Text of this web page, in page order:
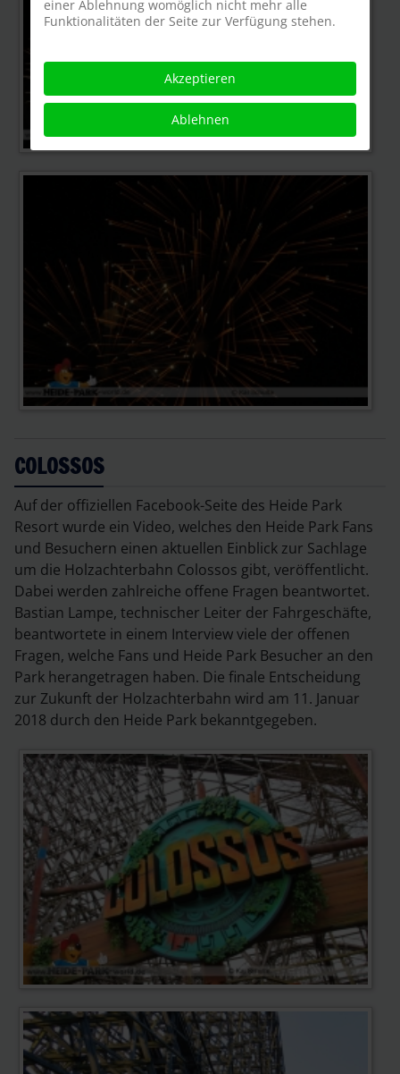
COLOSSOS
Auf der offiziellen Facebook-Seite des Heide Park
Resort wurde ein Video, welches den Heide Park Fans
und Besuchern einen aktuellen Einblick zur Sachlage
um die Holzachterbahn Colossos gibt, veröffentlicht.
Dabei werden zahlreiche offene Fragen beantwortet.
Bastian Lampe, technischer Leiter der Fahrgeschäfte,
beantwortete in einem Interview viele der offenen
Fragen, welche Fans und Heide Park Besucher an den
Park herangetragen haben. Die finale Entscheidung
zur Zukunft der Holzachterbahn wird am 11. Januar
2018 durch den Heide Park bekanntgegeben.
einer Ablehnung womöglich nicht mehr alle
Funktionalitäten der Seite zur Verfügung stehen.
Akzeptieren
Ablehnen